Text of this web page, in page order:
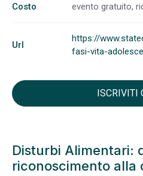
Costo evento gratuito,
Url
https://
fasi-vita-
ISCRIVITI
Disturbi Alimentari:
riconoscimento alla